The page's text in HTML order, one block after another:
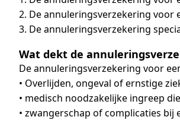
2. De annuleringsverzekering voor
3. De annuleringsverzekering
Wat dekt de
De annuleringsverzekering voor
• Overlijden, ongeval of ernstige
• medisch noodzakelijke ingreep
• zwangerschap of complicaties bij